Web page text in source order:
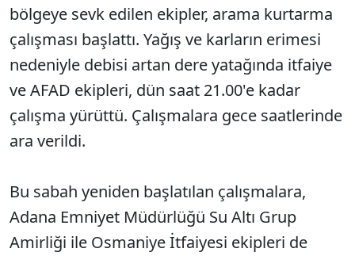
bölgeye sevk edilen ekipler, arama kurtarma
çalışması başlattı. Yağış ve karların erimesi
nedeniyle debisi artan dere yatağında itfaiye
ve AFAD ekipleri, dün saat 21.00'e kadar
çalışma yürüttü. Çalışmalara gece saatlerinde
ara verildi.
Bu sabah yeniden başlatılan çalışmalara,
Adana Emniyet Müdürlüğü Su Altı Grup
Amirliği ile Osmaniye İtfaiyesi ekipleri de